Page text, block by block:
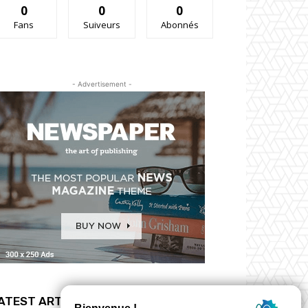
0
Fans
0
Suiveurs
0
Abonnés
- Advertisement -
ARTICLES